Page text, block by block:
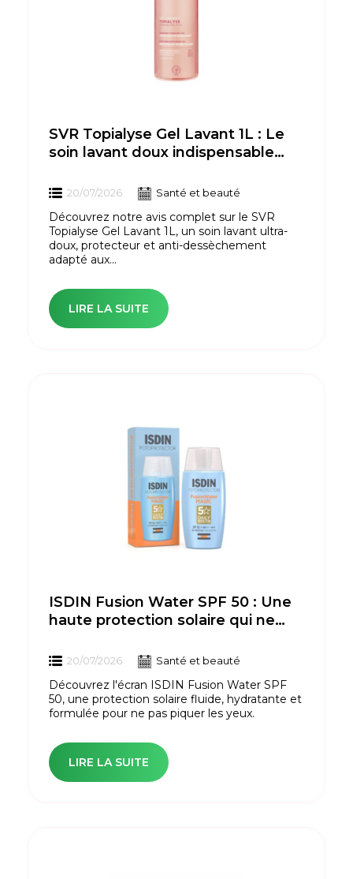
SVR Topialyse Gel Lavant 1L : Le
soin lavant doux indispensable
20/07/2026 Santé et beauté
Découvrez notre avis complet sur le SVR
Topialyse Gel Lavant 1L, un soin lavant ultra-
doux, protecteur et anti-dessèchement
adapté aux...
LIRE LA SUITE
ISDIN Fusion Water SPF 50 : Une
haute protection solaire qui ne
20/07/2026 Santé et beauté
Découvrez l'écran ISDIN Fusion Water SPF
50, une protection solaire fluide, hydratante et
formulée pour ne pas piquer les yeux.
LIRE LA SUITE